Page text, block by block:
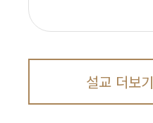
설교 더보기